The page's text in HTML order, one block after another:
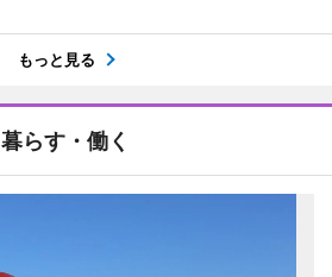
もっと見る
暮らす・働く